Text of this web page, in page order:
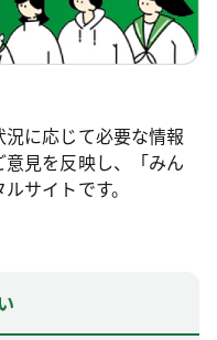
に応じて必要な情報
見を反映し、「みん
サイトです。